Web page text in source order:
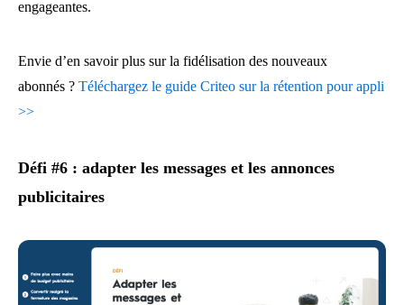
engageantes.
Envie d’en savoir plus sur la fidélisation des nouveaux
abonnés ? Téléchargez le guide Criteo sur la rétention pour appli
>>
Défi #6 : adapter les messages et les annonces
publicitaires